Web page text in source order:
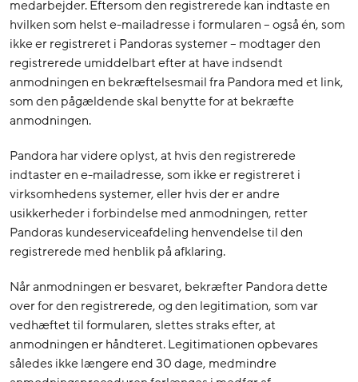
medarbejder. Eftersom den registrerede kan indtaste en
hvilken som helst e-mailadresse i formularen – også én, som
ikke er registreret i Pandoras systemer – modtager den
registrerede umiddelbart efter at have indsendt
anmodningen en bekræftelsesmail fra Pandora med et link,
som den pågældende skal benytte for at bekræfte
anmodningen.
Pandora har videre oplyst, at hvis den registrerede
indtaster en e-mailadresse, som ikke er registreret i
virksomhedens systemer, eller hvis der er andre
usikkerheder i forbindelse med anmodningen, retter
Pandoras kundeserviceafdeling henvendelse til den
registrerede med henblik på afklaring.
Når anmodningen er besvaret, bekræfter Pandora dette
over for den registrerede, og den legitimation, som var
vedhæftet til formularen, slettes straks efter, at
anmodningen er håndteret. Legitimationen opbevares
således ikke længere end 30 dage, medmindre